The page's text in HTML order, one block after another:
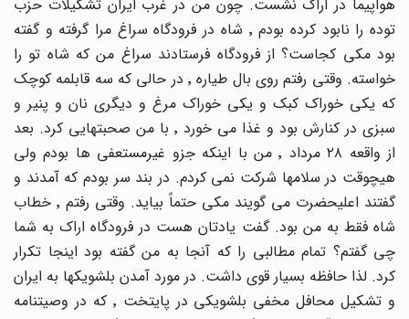
هواپیما در اراک نشست. چون من در غرب ایران تشکیلات حزب
توده را نابود کرده بودم ٬ شاه در فرودگاه سراغ مرا گرفته و گفته
بود مکی کجاست؟ از فرودگاه فرستادند سراغ من که شاه تو را
خواسته. وقتی رفتم روی بال طیاره ٬ در حالی که سه قابلمه کوچک
که یکی خوراک کبک و یکی خوراک مرغ و دیگری نان و پنیر و
سبزی در کنارش بود و غذا می خورد ٬ با من صحبتهایی کرد. بعد
از واقعه ٢٨ مرداد ٬ من با اینکه جزو غیرمستعفی ها بودم ولی
هیچوقت در سلامها شرکت نمی کردم. در بند سر بودم که آمدند و
گفتند اعلیحضرت می گویند مکی حتماً بیاید. وقتی رفتم ٬ خطاب
شاه فقط به من بود. گفت یادتان هست در فرودگاه اراک به شما
چی گفتم؟ تمام مطالبی را که آنجا به من گفته بود اینجا تکرار
کرد. لذا حافظه بسیار قوی داشت. در مورد آمدن بلشویکها به ایران
و تشکیل محافل مخفی بلشویکی در پایتخت ٬ که در وصیتنامه